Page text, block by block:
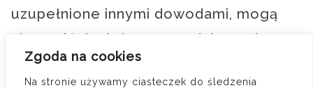
Zgoda na cookies
Na stronie używamy ciasteczek do śledzenia
uzupełnione innymi dowodami, mogą
stanowić dostateczną podstawę do
zasądzenia należności.